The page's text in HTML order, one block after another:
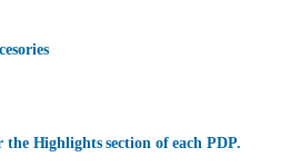
Highlights section of each PDP.